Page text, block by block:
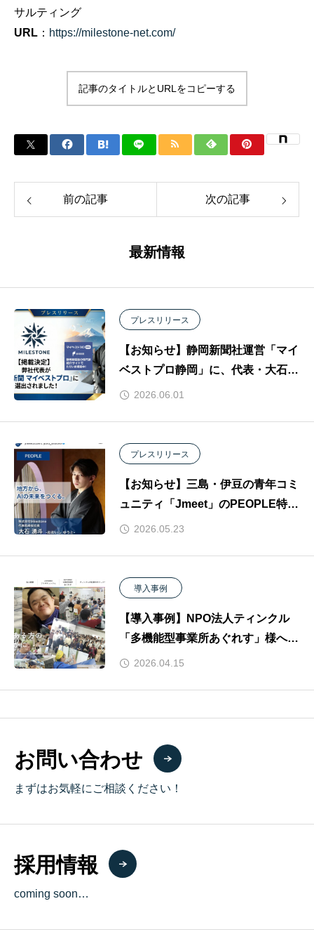
サルティング
URL ： https://milestone-net.com/
記事のタイトルとURLをコピーする
前の記事 次の記事
最新情報
プレスリリース
【お知らせ】静岡新聞社運営「マイ
ベストプロ静岡」に、代表・大石湧
斗が専門家として掲載されました
2026.06.01
プレスリリース
【お知らせ】三島・伊豆の青年コミ
ュニティ「Jmeet」のPEOPLE特集
に、代表・大石湧斗が取材掲載され
2026.05.23
導入事例
【導入事例】NPO法人ティンクル
「多機能型事業所あぐれす」様へ、
AI活用日報システムを開発・導入し
2026.04.15
お問い合わせ
まずはお気軽にご相談ください！
採用情報
coming soon…